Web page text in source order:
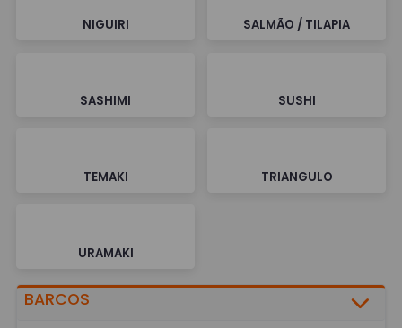
NIGUIRI SALMÃO / TILAPIA
SASHIMI SUSHI
TEMAKI TRIANGULO
URAMAKI
BARCOS